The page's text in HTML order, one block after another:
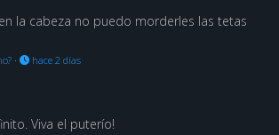
la cabeza no puedo morderles las tetas
· hace 2 días
Viva el puterío!